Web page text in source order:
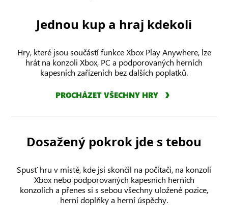
Jednou kup a hraj kdekoli
Hry, které jsou součástí funkce Xbox Play Anywhere, lze
hrát na konzoli Xbox, PC a podporovaných herních
kapesních zařízeních bez dalších poplatků.
PROCHÁZET VŠECHNY HRY
Dosažený pokrok jde s tebou
Spusť hru v místě, kde jsi skončil na počítači, na konzoli
Xbox nebo podporovaných kapesních herních
konzolích a přenes si s sebou všechny uložené pozice,
herní doplňky a herní úspěchy.